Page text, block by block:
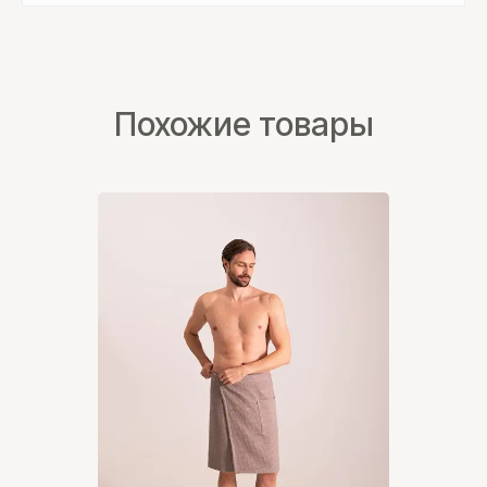
Похожие товары
Контакты